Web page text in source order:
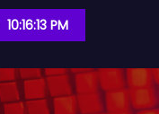
10:16:14 PM